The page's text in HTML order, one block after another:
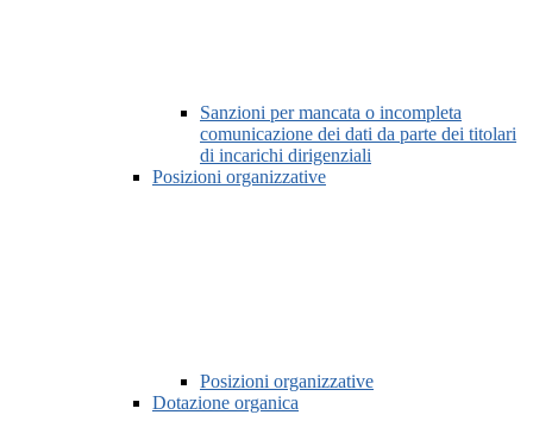
Sanzioni per mancata o incompleta
comunicazione dei dati da parte dei titolari
di incarichi dirigenziali
Posizioni organizzative
Posizioni organizzative
Dotazione organica